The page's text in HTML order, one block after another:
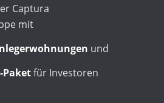
Captura
mit
und
Paketfür Investoren